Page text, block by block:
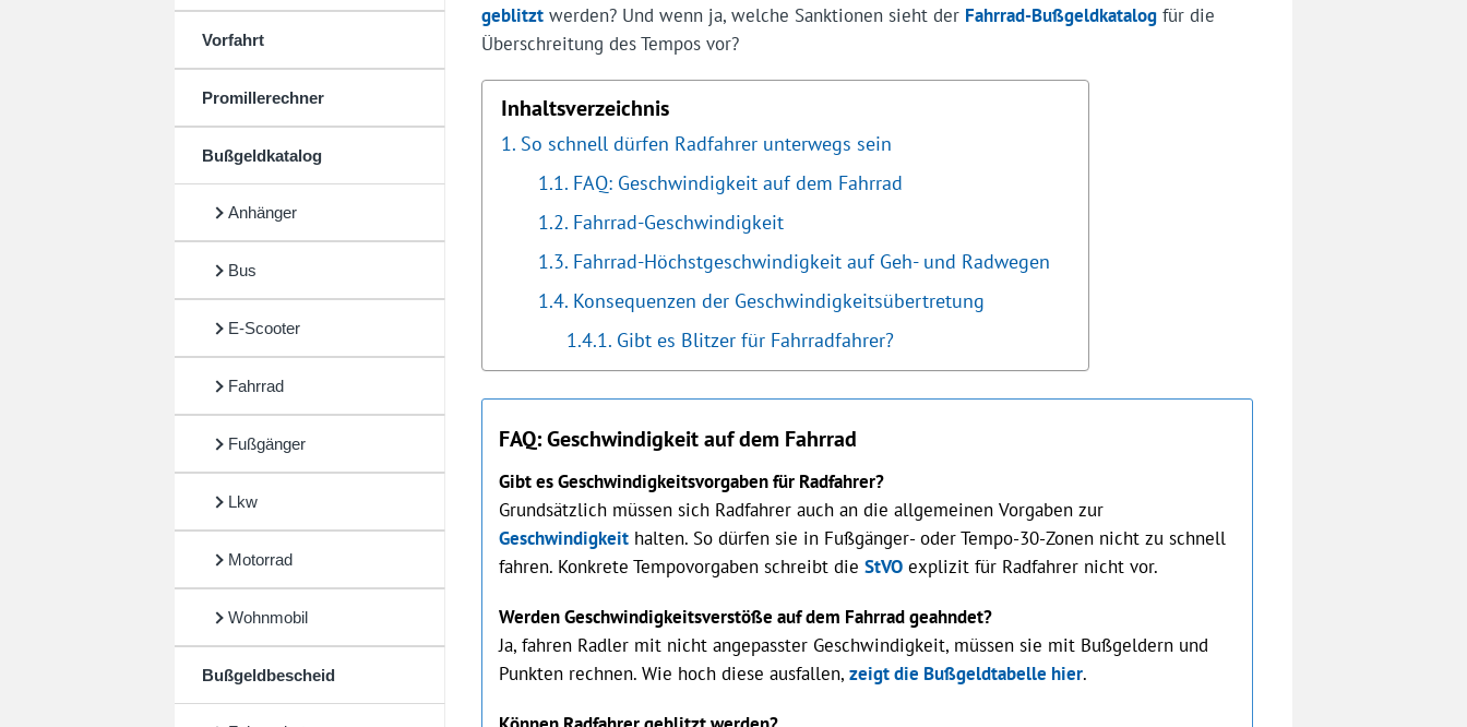
Vorfahrt
Promillerechner
Bußgeldkatalog
Anhänger
Bus
E-Scooter
Fahrrad
Fußgänger
Lkw
Motorrad
Wohnmobil
Bußgeldbescheid
geblitztwerden? Und wenn ja, welche Sanktionen sieht der Fahrrad-Bußgeldkatalogfür die
Überschreitung des Tempos vor?
Inhaltsverzeichnis
So schnell dürfen Radfahrer unterwegs sein
FAQ: Geschwindigkeit auf dem Fahrrad
Fahrrad-Geschwindigkeit
Fahrrad-Höchstgeschwindigkeit auf Geh- und Radwegen
Konsequenzen der Geschwindigkeitsübertretung
Gibt es Blitzer für Fahrradfahrer?
FAQ: Geschwindigkeit auf dem Fahrrad
Gibt es Geschwindigkeitsvorgaben für Radfahrer?
Grundsätzlich müssen sich Radfahrer auch an die allgemeinen Vorgaben zur
Geschwindigkeithalten. So dürfen sie in Fußgänger- oder Tempo-30-Zonen nicht zu schnell
fahren. Konkrete Tempovorgaben schreibt die StVOexplizit für Radfahrer nicht vor.
Werden Geschwindigkeitsverstöße auf dem Fahrrad geahndet?
Ja, fahren Radler mit nicht angepasster Geschwindigkeit, müssen sie mit Bußgeldern und
Punkten rechnen. Wie hoch diese ausfallen, zeigt die Bußgeldtabelle hier.